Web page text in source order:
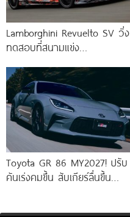
Lamborghini Revuelto SV วิ่ง
ทดสอบที่สนามแข่ง
จริง 14 สิงหาคมนี้ ! เร็วกว่า
Toyota GR 86 MY2027! ปรับ
คันเร่งคมขึ้น สับเกียร์ลื่นขึ้น